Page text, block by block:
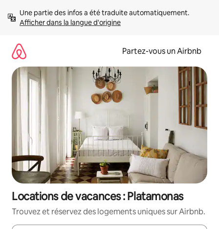
directement
Afficher dans la langue d'origine
Partez-vous un Airbnb
Locations de vacances : Platamonas
Trouvez et réservez des logements uniques sur Airbnb.